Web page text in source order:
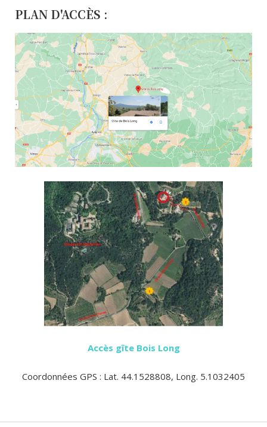
PLAN D'ACCÈS :
Accès gîte Bois Long
Coordonnées GPS : Lat. 44.1528808, Long. 5.1032405